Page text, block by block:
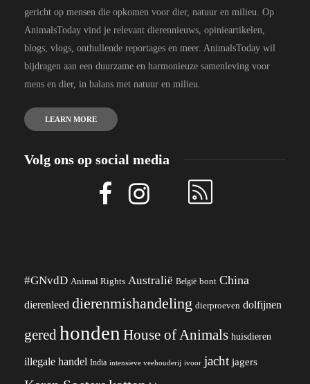
gericht op mensen die opkomen voor dier, natuur en milieu. Op
AnimalsToday vind je relevant dierennieuws, opinieartikelen,
blogs, vlogs, onthullende reportages en meer. AnimalsToday wil
bijdragen aan een duurzame en harmonieuze samenleving voor
mens en dier, in balans met natuur en milieu.
LEARN MORE
Volg ons op social media
#GNvdD Animal Rights Australië België bont China
dierenleed dierenmishandeling dierproeven dolfijnen
gered honden House of Animals huisdieren
illegale handel India intensieve veehouderij ivoor jacht jagers